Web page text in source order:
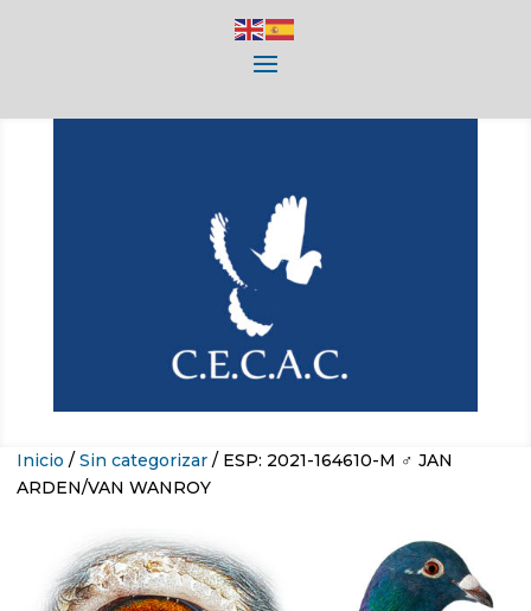
Inicio / Sin categorizar / ESP: 2021-164610-M ♂ JAN
ARDEN/VAN WANROY